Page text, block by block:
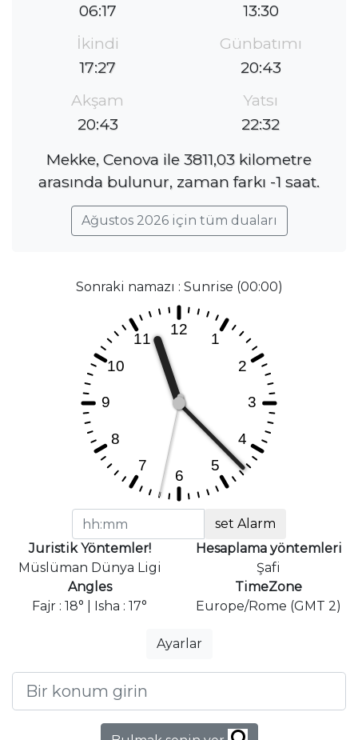
06:17
13:30
İkindi
17:27
Günbatımı
20:43
Akşam
20:43
Yatsı
22:32
Mekke, Cenova ile 3811,03 kilometre
arasında bulunur, zaman farkı -1 saat.
Ağustos 2026 için tüm duaları
Sonraki namazı : Sunrise (00:00)
set Alarm
Juristik Yöntemler!
Müslüman Dünya Ligi
Hesaplama yöntemleri
Şafi
Angles
Fajr : 18° | Isha : 17°
TimeZone
Europe/Rome (GMT 2)
Ayarlar